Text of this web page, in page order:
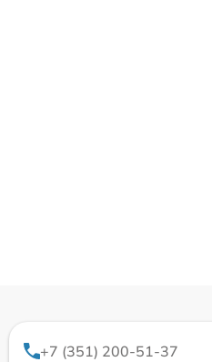
+7 (351) 200-51-37